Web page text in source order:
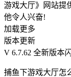
游戏大厅》网站提
他令人兴奋!
加载更多
版本更新
V 6.7.62 全新版本
捕鱼下游戏大厅怎